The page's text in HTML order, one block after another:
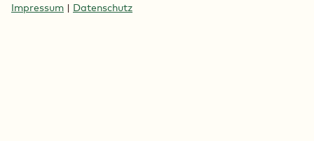
Impressum | Datenschutz